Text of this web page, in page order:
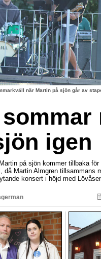
när Martin på sjön går av
igen
på sjön kommer tillbaka
då Martin Almgren tillsammans
konsert i höjd med